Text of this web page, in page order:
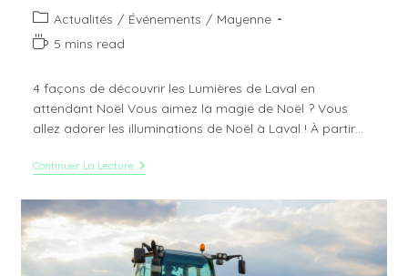
Post
category:
Actualités / Événements / Mayenne
Temps
lecture :
5 mins read
4 façons de découvrir les Lumières de Laval en
attendant Noël Vous aimez la magie de Noël ? Vous
allez adorer les illuminations de Noël à Laval ! À partir…
Continuer La LectureLes
Illuminations
Noël
À
Laval
:
4